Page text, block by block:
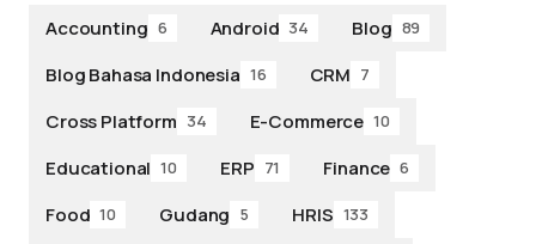
Accounting 6 Android 34 Blog 89
Blog Bahasa Indonesia 16 CRM 7
Cross Platform 34 E-Commerce 10
Educational 10 ERP 71 Finance 6
Food 10 Gudang 5 HRIS 133